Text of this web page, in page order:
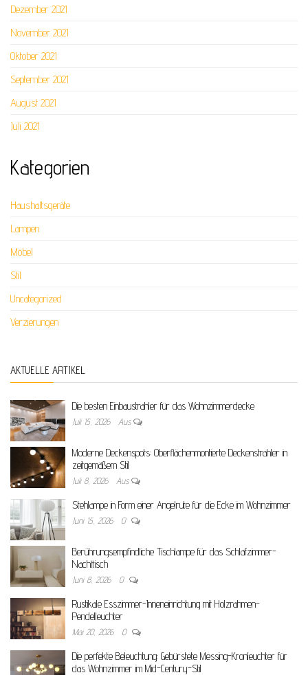
Dezember 2021
November 2021
Oktober 2021
September 2021
August 2021
Juli 2021
Kategorien
Haushaltsgeräte
Lampen
Möbel
Stil
Uncategorized
Verzierungen
AKTUELLE ARTIKEL
Die besten Einbaustrahler für das Wohnzimmerdecke
Juli 15, 2026 Aus
Moderne Deckenspots: Oberflächenmontierte Deckenstrahler in
zeitgemäßem Stil
Juli 8, 2026 Aus
Stehlampe in Form einer Angelrute für die Ecke im Wohnzimmer
Juni 15, 2026 0
Berührungsempfindliche Tischlampe für das Schlafzimmer-
Nachttisch
Juni 8, 2026 0
Rustikale Esszimmer-Inneneinrichtung mit Holzrahmen-
Pendelleuchter
Mai 20, 2026 0
Die perfekte Beleuchtung: Gebürstete Messing-Kronleuchter für
das Wohnzimmer im Mid-Century-Stil